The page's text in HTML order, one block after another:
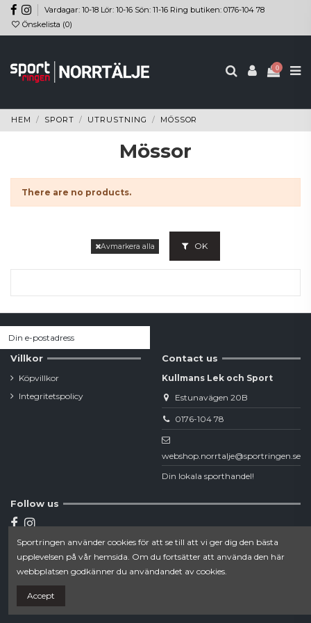
Vardagar: 10-18 Lör: 10-16 Sön: 11-16 Ring butiken: 0176-104 78
Önskelista (0)
0
HEM SPORT UTRUSTNING MÖSSOR
Mössor
There are no products.
Avmarkera alla OK
Villkor
Köpvillkor
Integritetspolicy
Contact us
Kullmans Lek och Sport
Estunavägen 20B
0176-104 78
webshop.norrtalje@sportringen.se
Din lokala sporthandel!
Follow us
Newsletter
Sportringen använder cookies för att se till att vi ger dig den bästa
upplevelsen på vår hemsida. Om du fortsätter att använda den här
webbplatsen godkänner du användandet av cookies.
Accept